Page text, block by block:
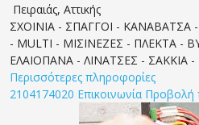
Πειραιάς, Αττικής
ΣΧΟΙΝΙΑ - ΣΠΑΓΓΟΙ -
- MULTI - ΜΙΣΙΝΕΖΕΣ - ΠΛΕΚΤΑ -
ΕΛΑΙΟΠΑΝΑ - ΛΙΝΑΤΣΕΣ - ΣΑΚΚΙΑ -
Περισσότερες πληροφορίες
2104174020 Επικοινωνία Προβολή